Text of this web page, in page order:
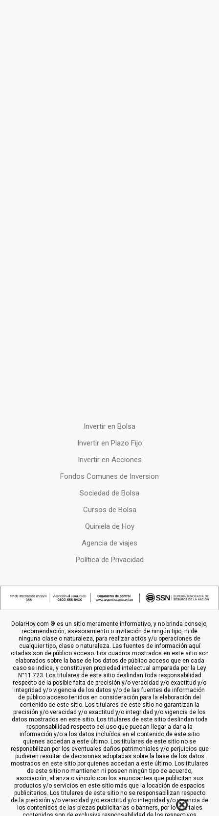
Invertir en Bolsa
Invertir en Plazo Fijo
Invertir en Acciones
Fondos Comunes de Inversion
Sociedad de Bolsa
Cursos de Bolsa
Quiniela de Hoy
Agencia de viajes
Política de Privacidad
DolarHoy.com ® es un sitio meramente informativo, y no brinda consejo,
recomendación, asesoramiento o invitación de ningún tipo, ni de
ninguna clase o naturaleza, para realizar actos y/u operaciones de
cualquier tipo, clase o naturaleza. Las fuentes de información aquí
citadas son de público acceso. Los cuadros mostrados en este sitio son
elaborados sobre la base de los datos de público acceso que en cada
caso se indica, y constituyen propiedad intelectual amparada por la Ley
N°11.723. Los titulares de este sitio deslindan toda responsabilidad
respecto de la posible falta de precisión y/o veracidad y/o exactitud y/o
integridad y/o vigencia de los datos y/o de las fuentes de información
de público acceso tenidos en consideración para la elaboración del
contenido de este sitio. Los titulares de este sitio no garantizan la
precisión y/o veracidad y/o exactitud y/o integridad y/o vigencia de los
datos mostrados en este sitio. Los titulares de este sitio deslindan toda
responsabilidad respecto del uso que puedan llegar a dar a la
información y/o a los datos incluídos en el contenido de este sitio
quienes accedan a este último. Los titulares de este sitio no se
responabilizan por los eventuales daños patrimoniales y/o perjuicios que
pudieren resultar de decisiones adoptadas sobre la base de los datos
mostrados en este sitio por quienes accedan a este último. Los titulares
de este sitio no mantienen ni poseen ningún tipo de acuerdo,
asociación, alianza o vínculo con los anunciantes que publicitan sus
productos y/o servicios en este sitio más que la locación de espacios
publicitarios. Los titulares de este sitio no se responsabilizan respecto
de la precisión y/o veracidad y/o exactitud y/o integridad y/o vigencia de
los contenidos de las piezas publicitarias o banners, por lo que tales